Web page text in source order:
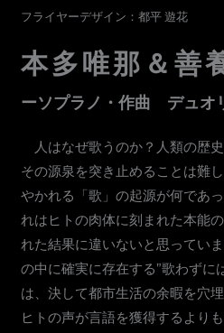
フライヤーデザイン：都平 遊花
本多唯那＆善
ーソプラノ・作曲 デュオ
人はなぜ歌うのか？人類の歴史
その源泉を突き止めることは難
やかれる「歌」の起源が何であ
れはヒトの肉体に刻まれた本能
れた結果に違いないと思ってい
の中に確実に存在する”歌わずに
は、決して都市生活の余暇を穴
ヒトの声が言語を獲得するより